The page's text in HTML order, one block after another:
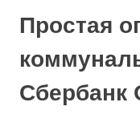
Простая
Сбербанк